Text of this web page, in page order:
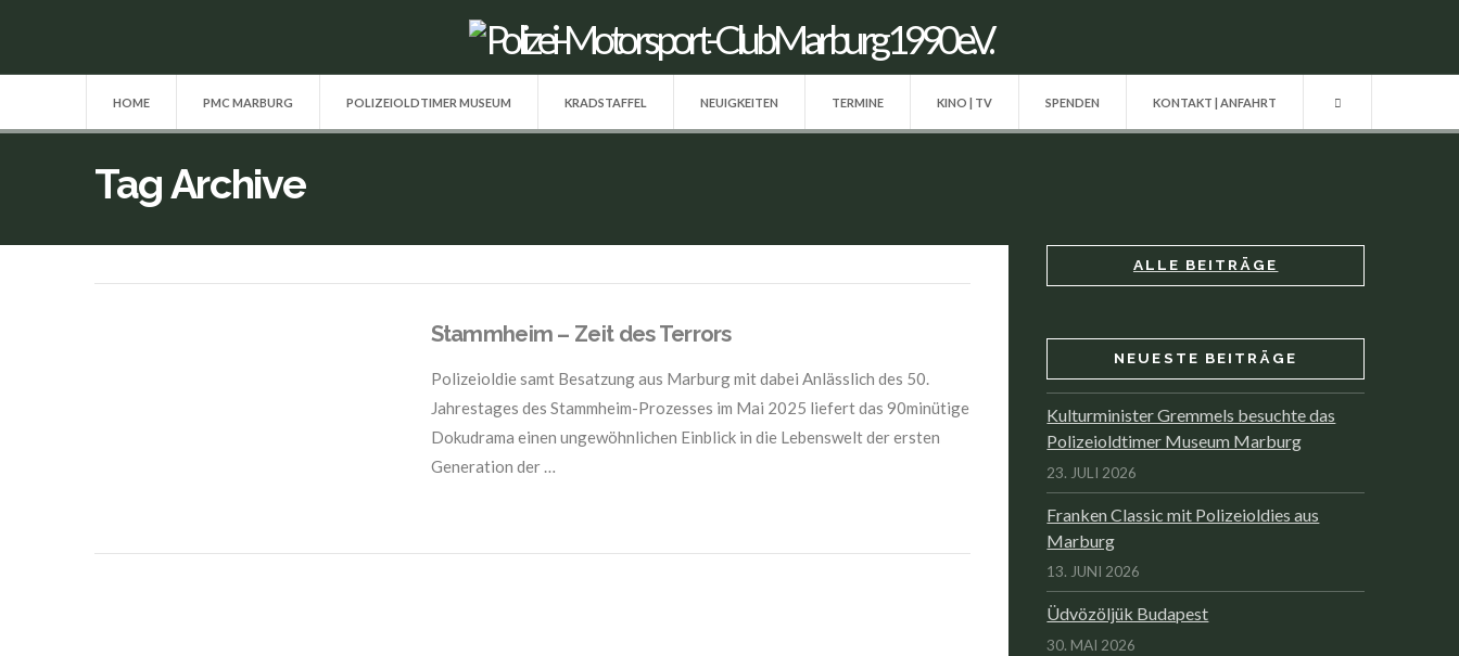
HOME PMC MARBURG POLIZEIOLDTIMER MUSEUM KRADSTAFFEL NEUIGKEITEN TERMINE KINO | TV SPENDEN KONTAKT | ANFAHRT
Tag Archive
Stammheim – Zeit des Terrors
Polizeioldie samt Besatzung aus Marburg mit dabei Anlässlich des 50.
Jahrestages des Stammheim-Prozesses im Mai 2025 liefert das 90minütige
Dokudrama einen ungewöhnlichen Einblick in die Lebenswelt der ersten
Generation der …
ALLE BEITRÄGE
NEUESTE BEITRÄGE
Kulturminister Gremmels besuchte das
Polizeioldtimer Museum Marburg
23. JULI 2026
Franken Classic mit Polizeioldies aus
Marburg
13. JUNI 2026
Üdvözöljük Budapest
30. MAI 2026